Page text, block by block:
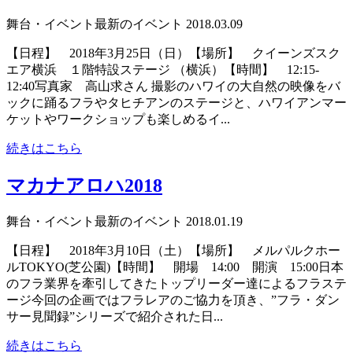
舞台・イベント 最新のイベント 2018.03.09
【日程】 2018年3月25日（日）【場所】 クイーンズスク
エア横浜 １階特設ステージ （横浜）【時間】 12:15-
12:40写真家 高山求さん 撮影のハワイの大自然の映像をバ
ックに踊るフラやタヒチアンのステージと、ハワイアンマー
ケットやワークショップも楽しめるイ...
続きはこちら
マカナアロハ2018
舞台・イベント 最新のイベント 2018.01.19
【日程】 2018年3月10日（土）【場所】 メルパルクホー
ルTOKYO(芝公園)【時間】 開場 14:00 開演 15:00日本
のフラ業界を牽引してきたトップリーダー達によるフラステ
ージ今回の企画ではフラレアのご協力を頂き、”フラ・ダン
サー見聞録”シリーズで紹介された日...
続きはこちら